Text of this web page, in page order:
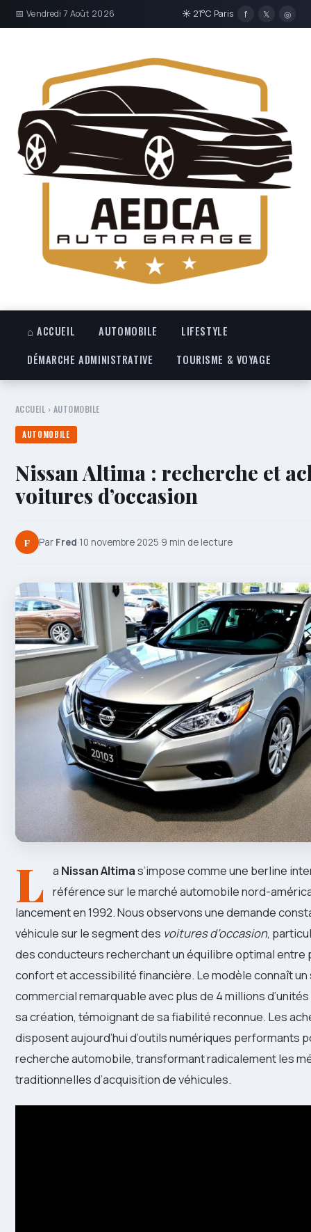
📅 Vendredi 7 Août 2026 ☀ 21°C Paris f 𝕏 ◎
⌂ ACCUEIL AUTOMOBILE
LIFESTYLE
DÉMARCHE ADMINISTRATIVE
TOURISME & VOYAGE
ACCUEIL › AUTOMOBILE
AUTOMOBILE
Nissan Altima : recherche et
voitures d’occasion
F Par Fred·10 novembre 2025·9 min de lecture
L a Nissan Altimas’impose comme une berline
référence sur le marché automobile nord-
lancement en 1992. Nous observons une demande
véhicule sur le segment des voitures d’occasion,
des conducteurs recherchant un équilibre optimal entre
confort et accessibilité financière. Le modèle connaît un
commercial remarquable avec plus de 4 millions
sa création, témoignant de sa fiabilité reconnue. Les
disposent aujourd’hui d’outils numériques performants
recherche automobile, transformant radicalement les
traditionnelles d’acquisition de véhicules.